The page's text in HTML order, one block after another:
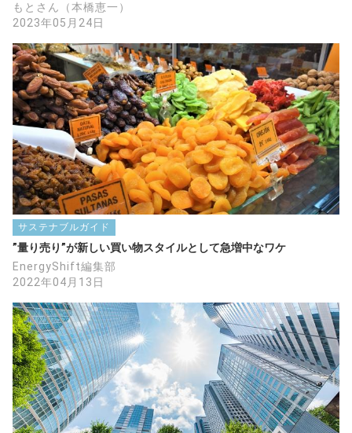
もとさん（本橋恵一）
2023年05月24日
サステナブルガイド
”量り売り”が新しい買い物スタイルとして急増中なワケ
EnergyShift編集部
2022年04月13日